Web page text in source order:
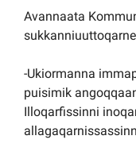
Avannaata
-Ukiormanna
puisimik
Illoqarfissinni